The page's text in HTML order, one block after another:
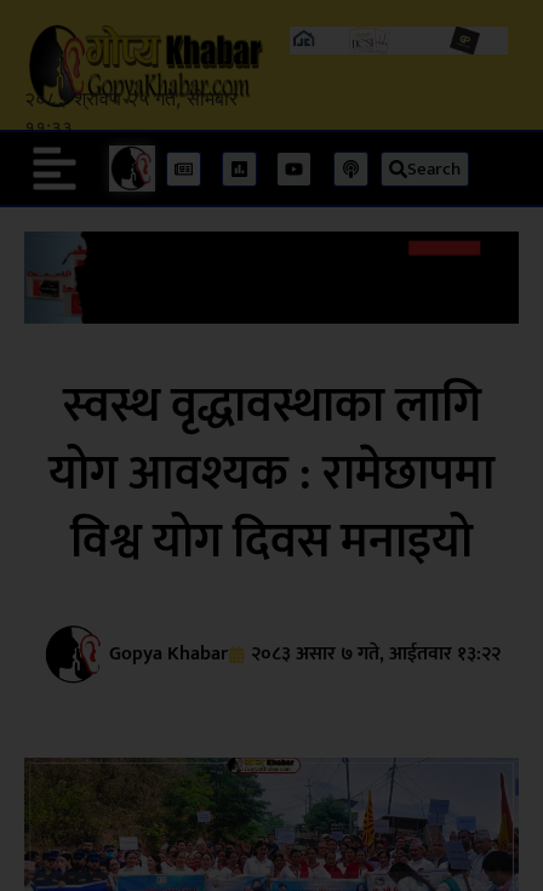
२०८३ श्रावण २५ गते, सोमबार
११:३३
Search
स्वस्थ वृद्धावस्थाका लागि
योग आवश्यक : रामेछापमा
विश्व योग दिवस मनाइयो
Gopya Khabar २०८३ असार ७ गते, आईतवार १३:२२